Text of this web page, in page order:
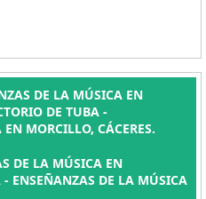
DE LA MÚSICA EN
DE TUBA -
MORCILLO, CÁCERES.
DE LA MÚSICA EN
- ENSEÑANZAS DE LA MÚSICA